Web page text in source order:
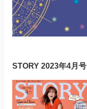
STORY 2023年4月号